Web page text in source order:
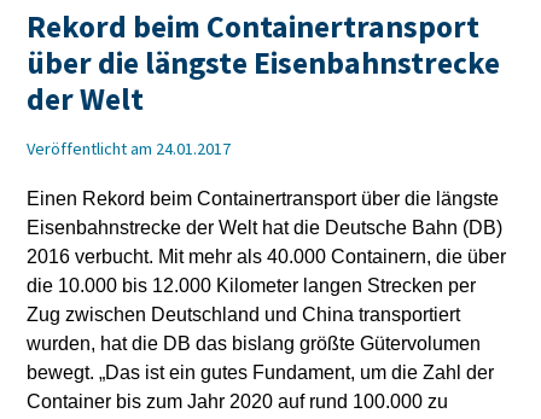
Rekord beim Containertransport
über die längste Eisenbahnstrecke
der Welt
Veröffentlicht am 24.01.2017
Einen Rekord beim Containertransport über die längste
Eisenbahnstrecke der Welt hat die Deutsche Bahn (DB)
2016 verbucht. Mit mehr als 40.000 Containern, die über
die 10.000 bis 12.000 Kilometer langen Strecken per
Zug zwischen Deutschland und China transportiert
wurden, hat die DB das bislang größte Gütervolumen
bewegt. „Das ist ein gutes Fundament, um die Zahl der
Container bis zum Jahr 2020 auf rund 100.000 zu